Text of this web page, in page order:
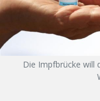
Die Impfbrücke will